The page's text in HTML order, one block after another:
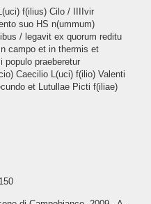
f(ilius) Cilo / IIIIvir
suo HS n(ummum)
/ legavit ex quorum reditu
campo et in thermis et
populo praeberetur
Caecilio L(uci) f(ilio) Valenti
et Lutullae Picti f(iliae)